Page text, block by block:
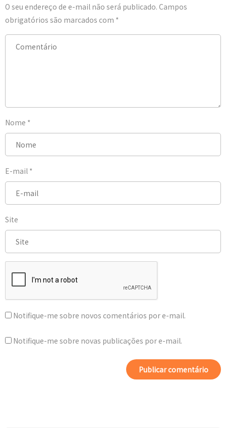
O seu endereço de e-mail não será publicado. Campos
obrigatórios são marcados com *
Nome *
E-mail *
Site
Notifique-me sobre novos comentários por e-mail.
Notifique-me sobre novas publicações por e-mail.